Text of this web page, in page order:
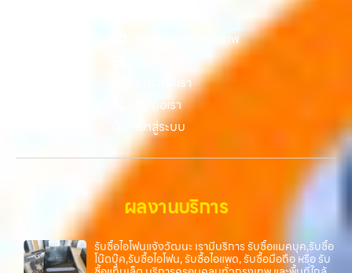
Gallery รวมรูปภาพ
เกี่ยวกับเรา
ติดต่อเรา
เข้าสู่ระบบ
ผลงานบริการ
รับซื้อไอโฟนแจ้งวัฒนะ เรามีบริการ รับซื้อแมคบุค,รับซื้อ
โน๊ตบุ๊ค,รับซื้อไอโฟน, รับซื้อไอแพด, รับซื้อมือถือ หรือ รับ